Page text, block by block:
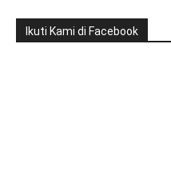
Ikuti Kami di Facebook